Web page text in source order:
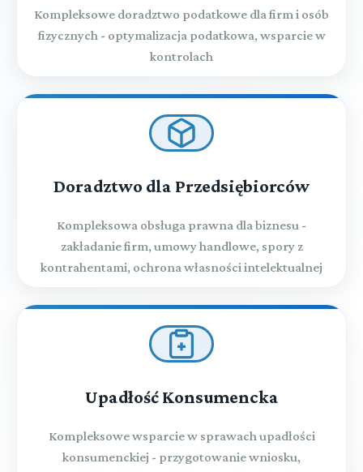
Kompleksowe doradztwo podatkowe dla firm i osób
fizycznych - optymalizacja podatkowa, wsparcie w
kontrolach
Doradztwo dla Przedsiębiorców
Kompleksowa obsługa prawna dla biznesu -
zakładanie firm, umowy handlowe, spory z
kontrahentami, ochrona własności intelektualnej
Upadłość Konsumencka
Kompleksowe wsparcie w sprawach upadłości
konsumenckiej - przygotowanie wniosku,